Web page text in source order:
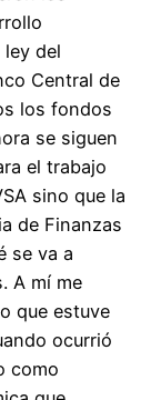
del
Central de
los fondos
se siguen
el trabajo
sino que la
de Finanzas
se va a
A mí me
que estuve
ocurrió
como